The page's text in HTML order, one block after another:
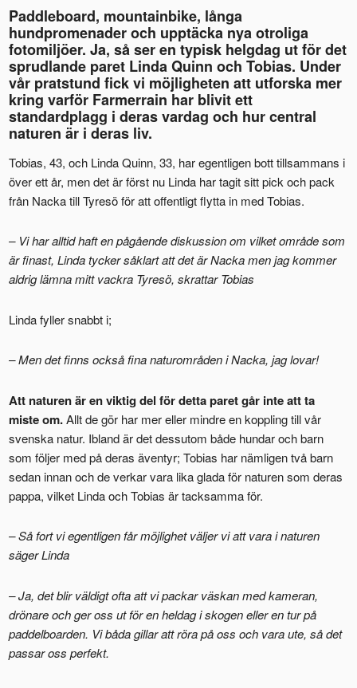
Paddleboard, mountainbike, långa
hundpromenader och upptäcka nya otroliga
fotomiljöer. Ja, så ser en typisk helgdag ut för det
sprudlande paret Linda Quinn och Tobias. Under
vår pratstund fick vi möjligheten att utforska mer
kring varför Farmerrain har blivit ett
standardplagg i deras vardag och hur central
naturen är i deras liv.
Tobias, 43, och Linda Quinn, 33, har egentligen bott tillsammans i
över ett år, men det är först nu Linda har tagit sitt pick och pack
från Nacka till Tyresö för att offentligt flytta in med Tobias.
– Vi har alltid haft en pågående diskussion om vilket område som
är finast, Linda tycker såklart att det är Nacka men jag kommer
aldrig lämna mitt vackra Tyresö, skrattar Tobias
Linda fyller snabbt i;
– Men det finns också fina naturområden i Nacka, jag lovar!
Att naturen är en viktig del för detta paret går inte att ta
miste om.Allt de gör har mer eller mindre en koppling till vår
svenska natur. Ibland är det dessutom både hundar och barn
som följer med på deras äventyr; Tobias har nämligen två barn
sedan innan och de verkar vara lika glada för naturen som deras
pappa, vilket Linda och Tobias är tacksamma för.
– Så fort vi egentligen får möjlighet väljer vi att vara i naturen
säger Linda
– Ja, det blir väldigt ofta att vi packar väskan med kameran,
drönare och ger oss ut för en heldag i skogen eller en tur på
paddelboarden. Vi båda gillar att röra på oss och vara ute, så det
passar oss perfekt.